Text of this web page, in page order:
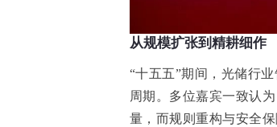
从规模扩张到精耕细作
“十五五”期间，光储行
周期。多位嘉宾一致认
量，而规则重构与安全